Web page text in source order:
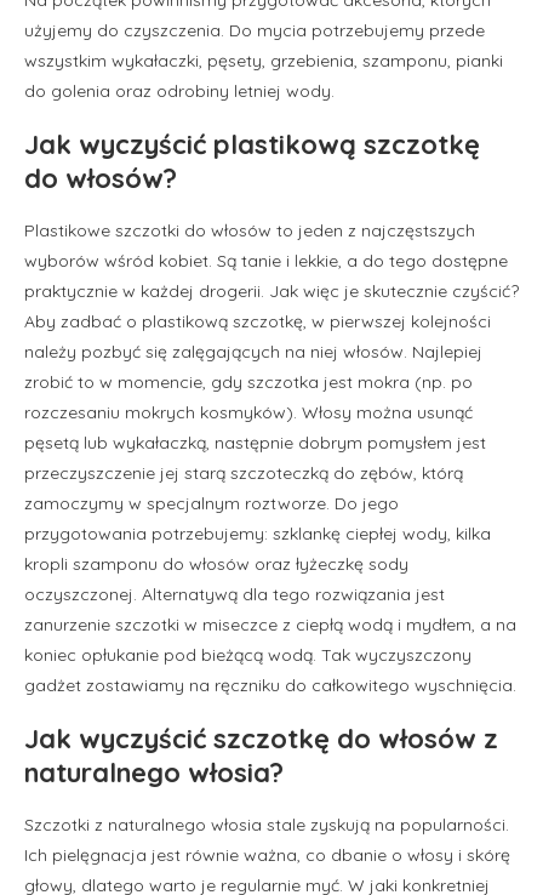
użyjemy do czyszczenia. Do mycia potrzebujemy przede
wszystkim wykałaczki, pęsety, grzebienia, szamponu, pianki
do golenia oraz odrobiny letniej wody.
Jak wyczyścić plastikową szczotkę
do włosów?
Plastikowe szczotki do włosów to jeden z najczęstszych
wyborów wśród kobiet. Są tanie i lekkie, a do tego dostępne
praktycznie w każdej drogerii. Jak więc je skutecznie czyścić?
Aby zadbać o plastikową szczotkę, w pierwszej kolejności
należy pozbyć się zalęgających na niej włosów. Najlepiej
zrobić to w momencie, gdy szczotka jest mokra (np. po
rozczesaniu mokrych kosmyków). Włosy można usunąć
pęsetą lub wykałaczką, następnie dobrym pomysłem jest
przeczyszczenie jej starą szczoteczką do zębów, którą
zamoczymy w specjalnym roztworze. Do jego
przygotowania potrzebujemy: szklankę ciepłej wody, kilka
kropli szamponu do włosów oraz łyżeczkę sody
oczyszczonej. Alternatywą dla tego rozwiązania jest
zanurzenie szczotki w miseczce z ciepłą wodą i mydłem, a na
koniec opłukanie pod bieżącą wodą. Tak wyczyszczony
gadżet zostawiamy na ręczniku do całkowitego wyschnięcia.
Jak wyczyścić szczotkę do włosów z
naturalnego włosia?
Szczotki z naturalnego włosia stale zyskują na popularności.
Ich pielęgnacja jest równie ważna, co dbanie o włosy i skórę
głowy, dlatego warto je regularnie myć. W jaki konkretniej